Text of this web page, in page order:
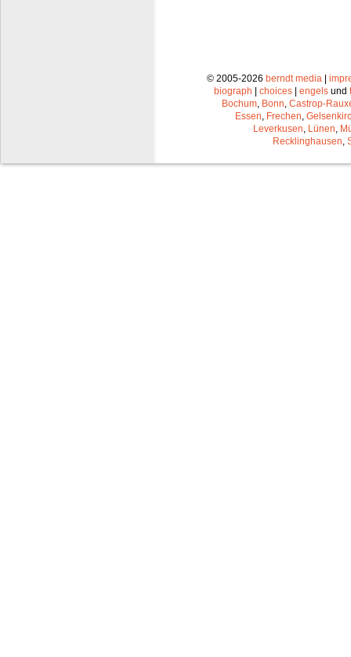
© 2005-2026 berndt media |
biograph | choices | engels und
Bochum Bonn Castrop-
Essen Frechen
Leverkusen Lünen
Recklinghausen